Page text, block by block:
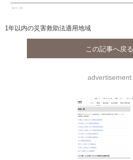
1年以内の災害救助法適用地域
この記事へ戻る
advertisement